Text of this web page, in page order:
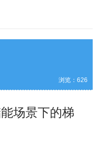
浏览： 626
场景下的梯